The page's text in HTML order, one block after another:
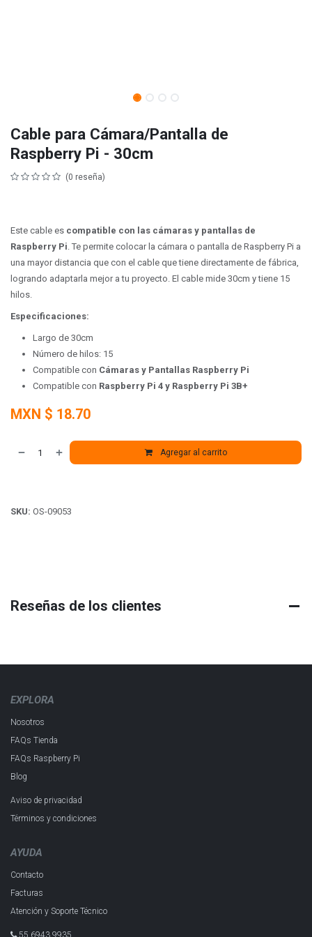
Cable para Cámara/Pantalla de
Raspberry Pi - 30cm
(0 reseña)
Este cable es compatible con las cámaras y pantallas de
Raspberry Pi. Te permite colocar la cámara o pantalla de Raspberry Pi a
una mayor distancia que con el cable que tiene directamente de fábrica,
logrando adaptarla mejor a tu proyecto. El cable mide 30cm y tiene 15
hilos.
Especificaciones:
Largo de 30cm
Número de hilos: 15
Compatible con Cámaras y Pantallas Raspberry Pi
Compatible con Raspberry Pi 4 y Raspberry Pi 3B+
MXN $ 18.70
Agregar al carrito
SKU: OS-09053
Reseñas de los clientes
EXPLORA
Nosotros
FAQs Tienda
FAQs Raspberry Pi
Blog
Aviso de privacidad
Términos y condiciones
AYUDA
Contacto
Facturas
Atención y Soporte Técnico
55 6943 993​5